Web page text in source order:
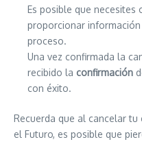
Es posible que necesites
proporcionar
proceso.
Una vez confirmada la
recibido la confirmación
con éxito.
Recuerda que al cancelar tu
el Futuro, es posible que